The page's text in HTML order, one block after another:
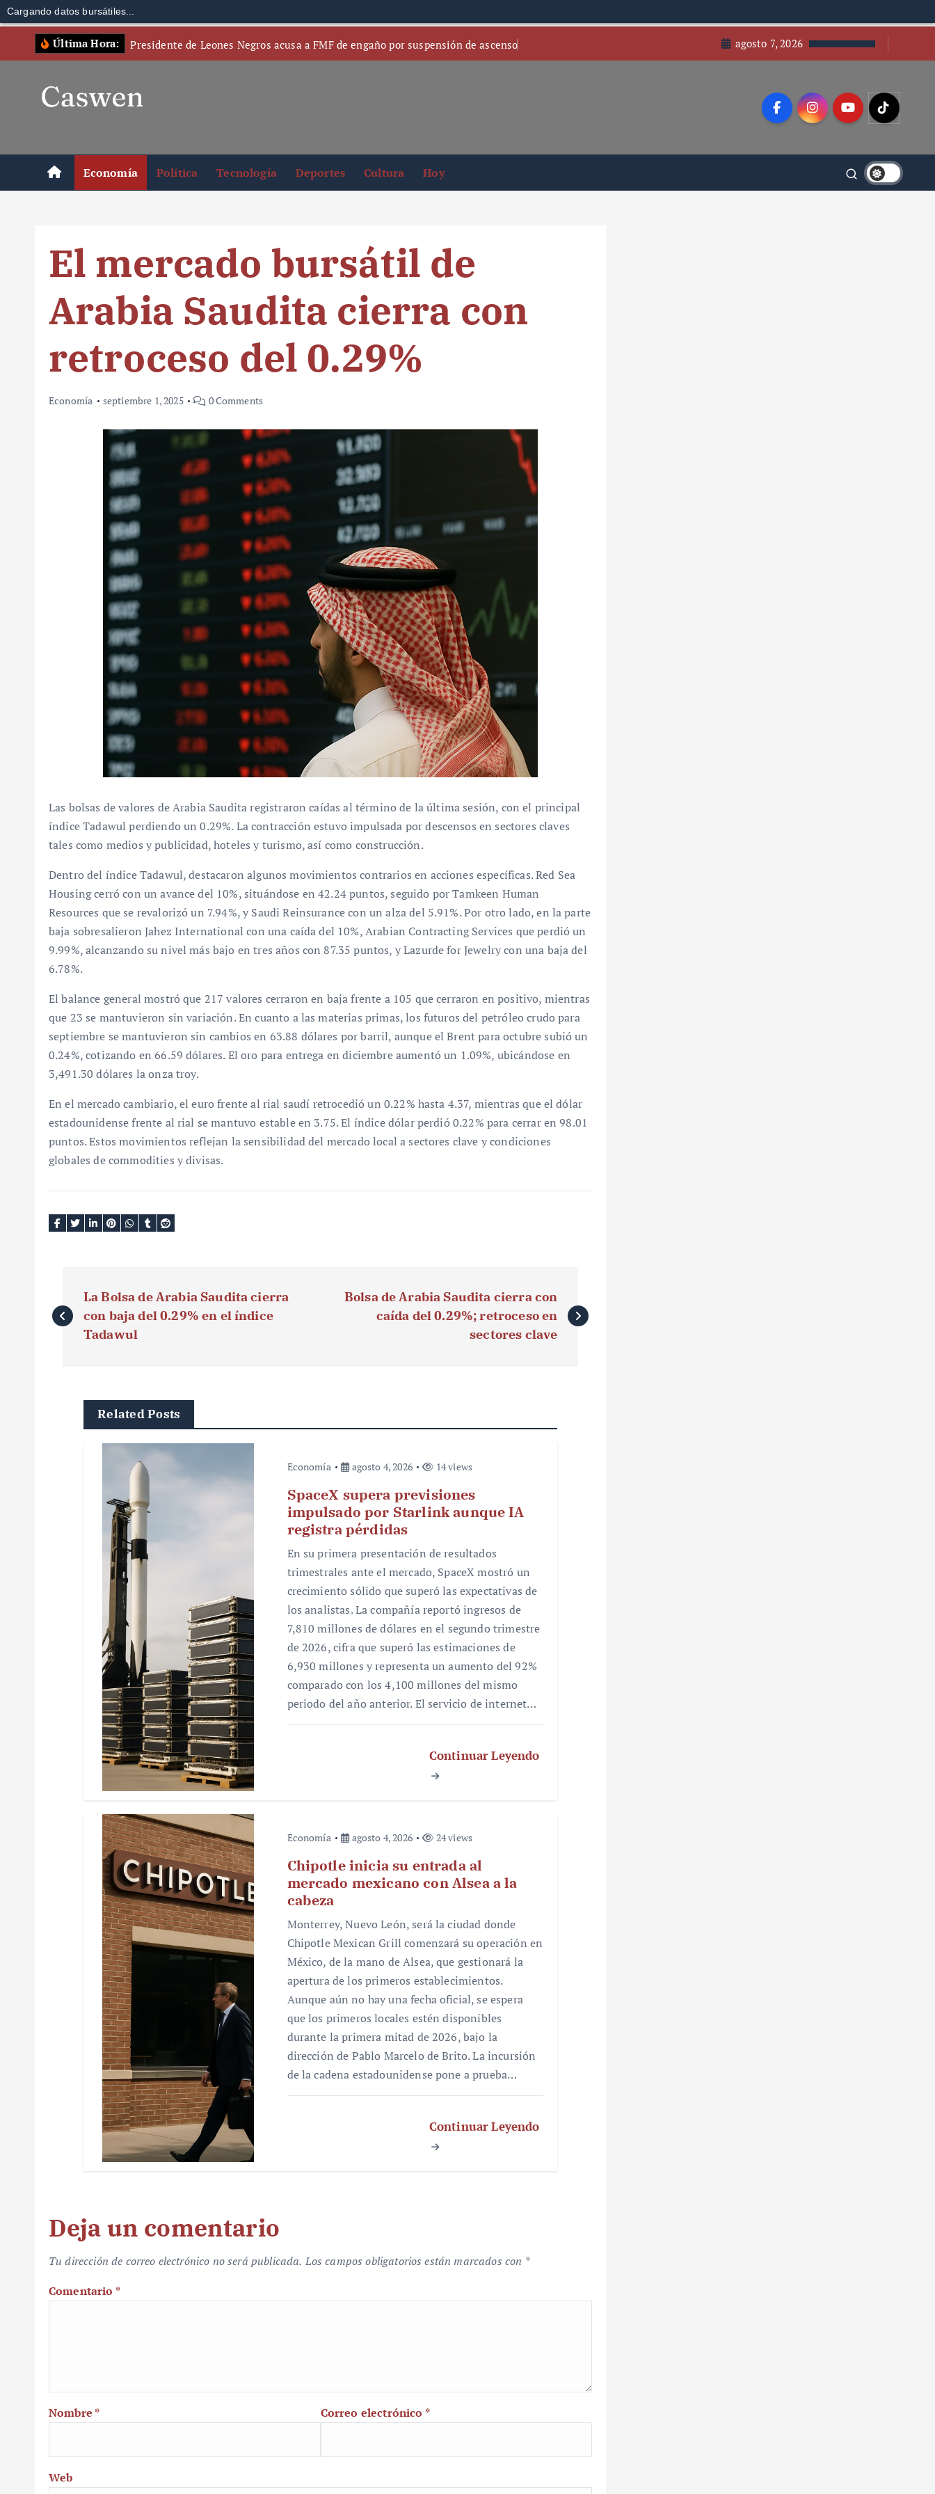
Cargando datos bursátiles...
Última Hora: Presidente de Leones Negros acusa a FMF de engaño por suspensión de ascenso agosto 7, 2026
Economía Política Tecnología Deportes Cultura Hoy
El mercado bursátil de
Arabia Saudita cierra con
retroceso del 0.29%
Economía septiembre 1, 2025 0 Comments
Las bolsas de valores de Arabia Saudita registraron caídas al término de la última sesión, con el principal
índice Tadawul perdiendo un 0.29%. La contracción estuvo impulsada por descensos en sectores claves
tales como medios y publicidad, hoteles y turismo, así como construcción.
Dentro del índice Tadawul, destacaron algunos movimientos contrarios en acciones específicas. Red Sea
Housing cerró con un avance del 10%, situándose en 42.24 puntos, seguido por Tamkeen Human
Resources que se revalorizó un 7.94%, y Saudi Reinsurance con un alza del 5.91%. Por otro lado, en la parte
baja sobresalieron Jahez International con una caída del 10%, Arabian Contracting Services que perdió un
9.99%, alcanzando su nivel más bajo en tres años con 87.35 puntos, y Lazurde for Jewelry con una baja del
6.78%.
El balance general mostró que 217 valores cerraron en baja frente a 105 que cerraron en positivo, mientras
que 23 se mantuvieron sin variación. En cuanto a las materias primas, los futuros del petróleo crudo para
septiembre se mantuvieron sin cambios en 63.88 dólares por barril, aunque el Brent para octubre subió un
0.24%, cotizando en 66.59 dólares. El oro para entrega en diciembre aumentó un 1.09%, ubicándose en
3,491.30 dólares la onza troy.
En el mercado cambiario, el euro frente al rial saudí retrocedió un 0.22% hasta 4.37, mientras que el dólar
estadounidense frente al rial se mantuvo estable en 3.75. El índice dólar perdió 0.22% para cerrar en 98.01
puntos. Estos movimientos reflejan la sensibilidad del mercado local a sectores clave y condiciones
globales de commodities y divisas.
a
La Bolsa de Arabia Saudita cierra
con baja del 0.29% en el índice
Tadawul
Bolsa de Arabia Saudita cierra con
caída del 0.29%; retroceso en
sectores clave
Related Posts
Economía agosto 4, 2026 14 views
SpaceX supera previsiones
impulsado por Starlink aunque IA
registra pérdidas
En su primera presentación de resultados
trimestrales ante el mercado, SpaceX mostró un
crecimiento sólido que superó las expectativas de
los analistas. La compañía reportó ingresos de
7,810 millones de dólares en el segundo trimestre
de 2026, cifra que superó las estimaciones de
6,930 millones y representa un aumento del 92%
comparado con los 4,100 millones del mismo
periodo del año anterior. El servicio de internet…
Continuar Leyendo
Economía agosto 4, 2026 24 views
Chipotle inicia su entrada al
mercado mexicano con Alsea a la
cabeza
Monterrey, Nuevo León, será la ciudad donde
Chipotle Mexican Grill comenzará su operación en
México, de la mano de Alsea, que gestionará la
apertura de los primeros establecimientos.
Aunque aún no hay una fecha oficial, se espera
que los primeros locales estén disponibles
durante la primera mitad de 2026, bajo la
dirección de Pablo Marcelo de Brito. La incursión
de la cadena estadounidense pone a prueba…
Continuar Leyendo
Deja un comentario
Tu dirección de correo electrónico no será publicada. Los campos obligatorios están marcados con *
Comentario *
Nombre * Correo electrónico *
Web